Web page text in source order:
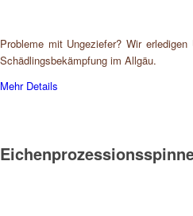
Probleme mit Ungeziefer? Wir
Schädlingsbekämpfung im Allgäu.
Mehr Details